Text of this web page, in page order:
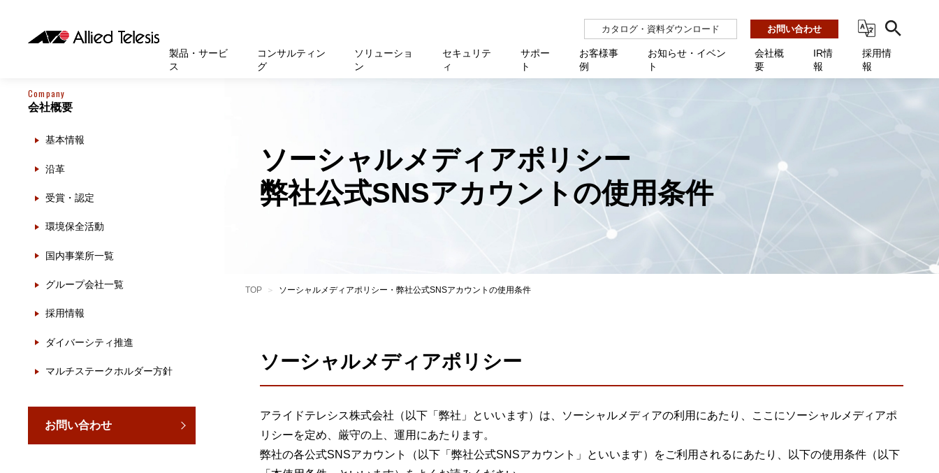
カタログ・資料ダウンロード お問い合わせ
製品・サービ
ス
製品・サービス
UTM／ルーター
セキュリティ
ネットワーク管理
メディアコンバーター
その他
動作検証
他社製品・サービス連携 企業一覧
業務代行 Net.Assist
製品保守 Net.Cover
オフラインバックアップ
光回線 アライド光
コンサルティン
グ
ソリューショ
ン
ソリューション
トップページへ
運用管理
クラウド管理
BCP対策
大学向け
製造業向け
セキュリテ
ィ
セキュリティ
トップページへ
運用支援 Net.Monitor
クラウド型インシデントレスポンス訓練基盤 NetQuest
Platform
サポー
ト
サポート
トップページへ
マニュアル・ファームウェア
サポート対象バージョン一覧
お客様事
例
お客様事例
トップページへ
小中高等学校
大学
イベント
お知らせ・イベン
ト
お知らせ・イベント
会社概
要
会社概要
トップページへ
受賞・認定
環境保全活動
ダイバーシティ推進
マルチステークホルダー方針
IR情
報
採用情
報
採用情報
トップページへ
Company
会社概要
基本情報
沿革
受賞・認定
環境保全活動
国内事業所一覧
グループ会社一覧
採用情報
ダイバーシティ推進
マルチステークホルダー方針
お問い合わせ
ソーシャルメディアポリシー
弊社公式SNSアカウントの使用条件
TOP ソーシャルメディアポリシー・弊社公式SNSアカウントの使用条件
ソーシャルメディアポリシー
アライドテレシス株式会社（以下「弊社」といいます）は、ソーシャルメディアの利用にあたり、ここにソーシャルメディアポ
リシーを定め、厳守の上、運用にあたります。
弊社の各公式SNSアカウント（以下「弊社公式SNSアカウント」といいます）をご利用されるにあたり、以下の使用条件（以下